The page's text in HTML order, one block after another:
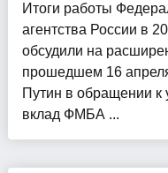
Итоги работы
агентства России в
обсудили на
прошедшем 16
Путин в обращении к
вклад ФМБА ...